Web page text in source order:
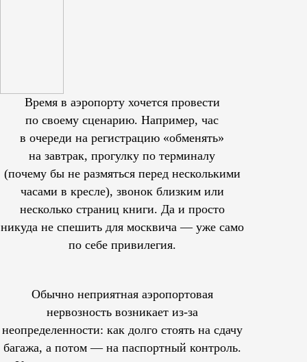
Время в аэропорту хочется провести
по своему сценарию. Например, час
в очереди на регистрацию «обменять»
на завтрак, прогулку по терминалу
(почему бы не размяться перед несколькими
часами в кресле), звонок близким или
несколько страниц книги. Да и просто
никуда не спешить для москвича — уже само
по себе привилегия.
Обычно неприятная аэропортовая
нервозность возникает из-за
неопределенности: как долго стоять на сдачу
багажа, а потом — на паспортный контроль.